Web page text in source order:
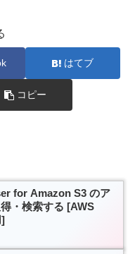
はてブ
コピー
for Amazon S3 のア
・検索する [AWS
]